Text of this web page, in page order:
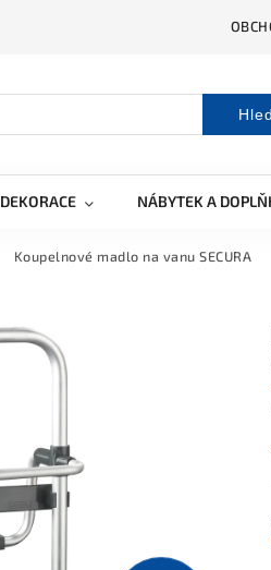
DEKORACE NÁBYTEK A
Koupelnové madlo na vanu SECURA